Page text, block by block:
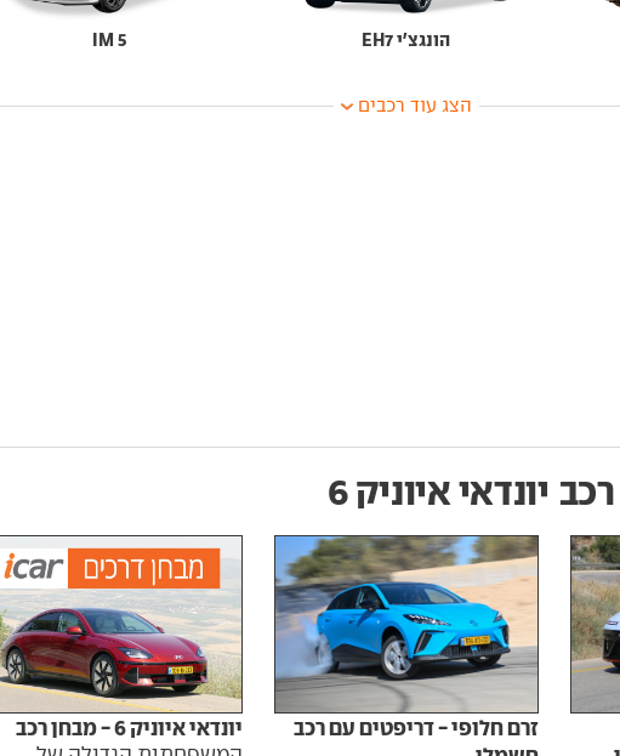
הונגצ'י EH7 IM 5
הצג עוד רכבים
יונדאי איוניק 6
זרם חלופי - דריפטים עם רכב
יונדאי איוניק 6 - מבחן רכב